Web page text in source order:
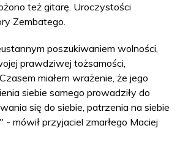
też gitarę. Uroczystości
Zembatego.
poszukiwaniem wolności,
prawdziwej tożsamości,
miałem wrażenie, że jego
siebie samego prowadziły do
się do siebie, patrzenia na siebie
mówił przyjaciel zmarłego Maciej